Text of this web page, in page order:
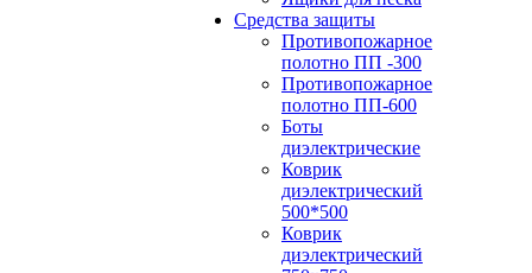
Средства защиты
Противопожарное
полотно ПП -300
Противопожарное
полотно ПП-600
Боты
диэлектрические
Коврик
диэлектрический
500*500
Коврик
диэлектрический